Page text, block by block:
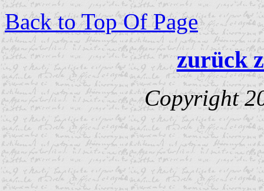
Back to Top Of Page
zurück
Copyright